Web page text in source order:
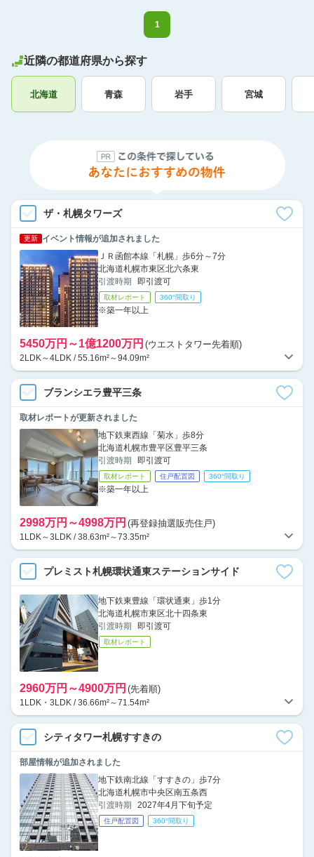
1
近隣の都道府県から探す
北海道 青森 岩手 宮城
ザ・札幌タワーズ
更新
イベント情報が追加されました
ＪＲ函館本線「札幌」歩6分～7分
北海道札幌市東区北六条東
引渡時期
即引渡可
取材レポート 360°間取り
※築一年以上
5450万円～1億1200万円 (ウエストタワー先着順)
2LDK～4LDK / 55.16m²～94.09m²
ブランシエラ豊平三条
取材レポートが更新されました
地下鉄東西線「菊水」歩8分
北海道札幌市豊平区豊平三条
引渡時期
即引渡可
取材レポート 住戸配置図 360°間取り
※築一年以上
2998万円～4998万円 (再登録抽選販売住戸)
1LDK～3LDK / 38.63m²～73.35m²
プレミスト札幌環状通東ステーションサイド
地下鉄東豊線「環状通東」歩1分
北海道札幌市東区北十四条東
引渡時期
即引渡可
取材レポート
2960万円～4900万円 (先着順)
1LDK・3LDK / 36.66m²～71.54m²
シティタワー札幌すすきの
部屋情報が追加されました
地下鉄南北線「すすきの」歩7分
北海道札幌市中央区南五条西
引渡時期
2027年4月下旬予定
住戸配置図 360°間取り